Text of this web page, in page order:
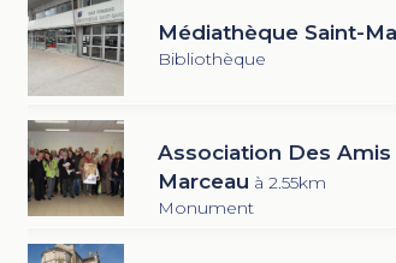
Médiathèque Saint-
Bibliothèque
Association Des
Marceau à 2.55km
Monument